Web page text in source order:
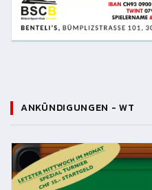
ANKÜNDIGUNGEN - WT